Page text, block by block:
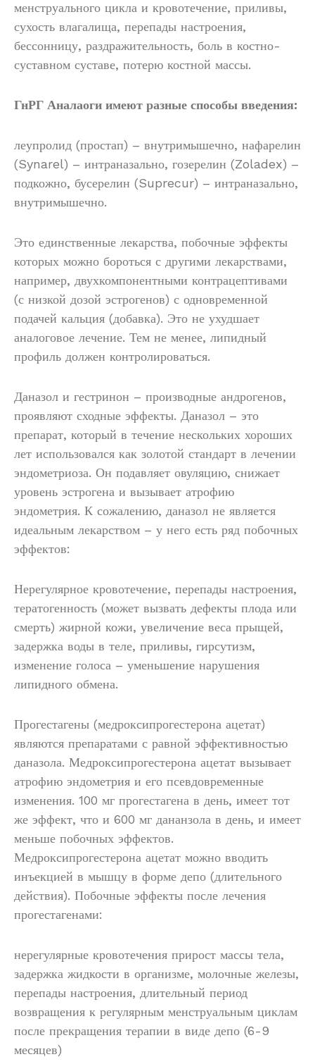
менструального цикла и кровотечение, приливы,
сухость влагалища, перепады настроения,
бессонницу, раздражительность, боль в костно-
суставном суставе, потерю костной массы.
ГнРГ Аналаоги имеют разные способы введения:
леупролид (простап) – внутримышечно, нафарелин
(Synarel) – интраназально, гозерелин (Zoladex) –
подкожно, бусерелин (Suprecur) – интраназально,
внутримышечно.
Это единственные лекарства, побочные эффекты
которых можно бороться с другими лекарствами,
например, двухкомпонентными контрацептивами
(с низкой дозой эстрогенов) с одновременной
подачей кальция (добавка). Это не ухудшает
аналоговое лечение. Тем не менее, липидный
профиль должен контролироваться.
Даназол и гестринон – производные андрогенов,
проявляют сходные эффекты. Даназол – это
препарат, который в течение нескольких хороших
лет использовался как золотой стандарт в лечении
эндометриоза. Он подавляет овуляцию, снижает
уровень эстрогена и вызывает атрофию
эндометрия. К сожалению, даназол не является
идеальным лекарством – у него есть ряд побочных
эффектов:
Нерегулярное кровотечение, перепады настроения,
тератогенность (может вызвать дефекты плода или
смерть) жирной кожи, увеличение веса прыщей,
задержка воды в теле, приливы, гирсутизм,
изменение голоса – уменьшение нарушения
липидного обмена.
Прогестагены (медроксипрогестерона ацетат)
являются препаратами с равной эффективностью
даназола. Медроксипрогестерона ацетат вызывает
атрофию эндометрия и его псевдовременные
изменения. 100 мг прогестагена в день, имеет тот
же эффект, что и 600 мг дананзола в день, и имеет
меньше побочных эффектов.
Медроксипрогестерона ацетат можно вводить
инъекцией в мышцу в форме депо (длительного
действия). Побочные эффекты после лечения
прогестагенами:
нерегулярные кровотечения прирост массы тела,
задержка жидкости в организме, молочные железы,
перепады настроения, длительный период
возвращения к регулярным менструальным циклам
после прекращения терапии в виде депо (6-9
месяцев)